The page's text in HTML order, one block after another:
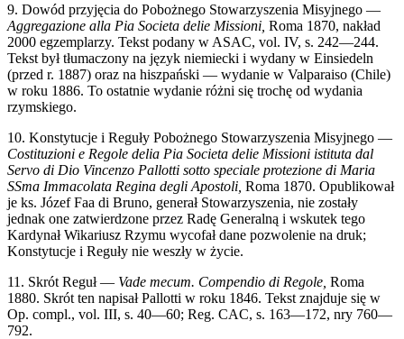
9. Dowód przyjęcia do Pobożnego Stowarzyszenia Misyjnego —
Aggregazione alla Pia Societa delie Missioni, Roma 1870, nakład
2000 egzemplarzy. Tekst podany w ASAC, vol. IV, s. 242—244.
Tekst był tłumaczony na język niemiecki i wydany w Einsiedeln
(przed r. 1887) oraz na hiszpański — wydanie w Valparaiso (Chile)
w roku 1886. To ostatnie wydanie różni się trochę od wydania
rzymskiego.
10. Konstytucje i Reguły Pobożnego Stowarzyszenia Misyjnego —
Costituzioni e Regole delia Pia Societa delie Missioni istituta dal
Servo di Dio Vincenzo Pallotti sotto speciale protezione di Maria
SSma Immacolata Regina degli Apostoli, Roma 1870. Opublikował
je ks. Józef Faa di Bruno, generał Stowarzyszenia, nie zostały
jednak one zatwierdzone przez Radę Generalną i wskutek tego
Kardynał Wikariusz Rzymu wycofał dane pozwolenie na druk;
Konstytucje i Reguły nie weszły w życie.
11. Skrót Reguł — Vade mecum. Compendio di Regole, Roma
1880. Skrót ten napisał Pallotti w roku 1846. Tekst znajduje się w
Op. compl., vol. III, s. 40—60; Reg. CAC, s. 163—172, nry 760—
792.